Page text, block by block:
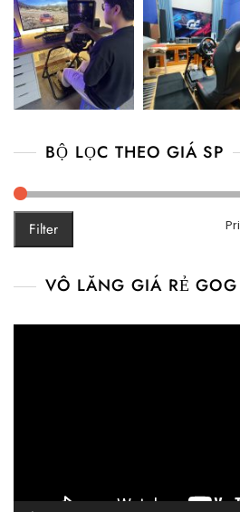
BỘ LỌC THEO GIÁ SP
Filter
VÔ LĂNG GIÁ RẺ